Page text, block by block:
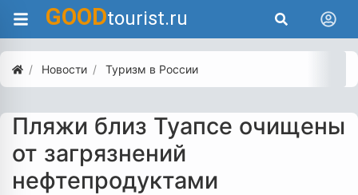
GOODtourist.ru
Новости Туризм в России
Пляжи близ Туапсе очищены
от загрязнений
нефтепродуктами